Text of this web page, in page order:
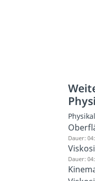
Dauer:
Dauer: